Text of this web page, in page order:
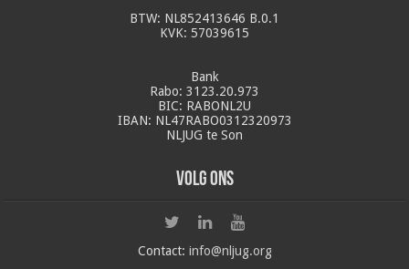
BTW: NL852413646 B.0.1
KVK: 57039615
Bank
Rabo: 3123.20.973
BIC: RABONL2U
IBAN: NL47RABO0312320973
NLJUG te Son
Volg ons
Contact: info@nljug.org